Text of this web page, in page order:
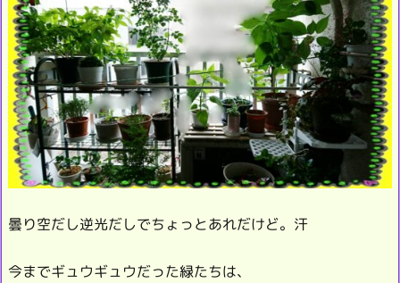
曇り空だし逆光だしでちょっとあれだけど。汗
今までギュウギュウだった緑たちは、